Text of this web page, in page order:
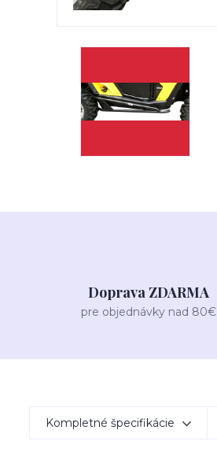
Doprava ZDARMA
pre objednávky nad 80€
Kompletné špecifikácie